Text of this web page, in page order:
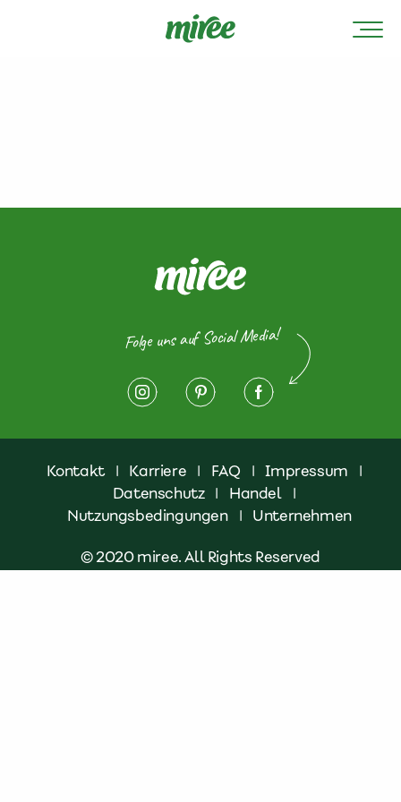
Folge uns auf Social Media!
Kontakt | Karriere | FAQ | Impressum
|
Datenschutz | Handel
|
Nutzungsbedingungen
| Unternehmen
© 2020 miree. All Rights Reserved